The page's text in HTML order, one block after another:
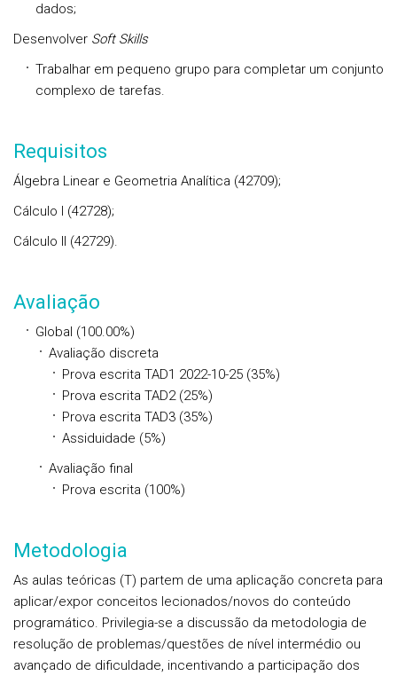
dados;
Desenvolver Soft Skills
Trabalhar em pequeno grupo para completar um conjunto
complexo de tarefas.
Requisitos
Álgebra Linear e Geometria Analítica (42709);
Cálculo I (42728);
Cálculo II (42729).
Avaliação
Global (100.00%)
Avaliação discreta
Prova escrita TAD1 2022-10-25 (35%)
Prova escrita TAD2 (25%)
Prova escrita TAD3 (35%)
Assiduidade (5%)
Avaliação final
Prova escrita (100%)
Metodologia
As aulas teóricas (T) partem de uma aplicação concreta para
aplicar/expor conceitos lecionados/novos do conteúdo
programático. Privilegia-se a discussão da metodologia de
resolução de problemas/questões de nível intermédio ou
avançado de dificuldade, incentivando a participação dos